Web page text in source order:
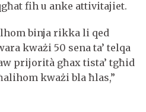
fih u anke attivitajiet.
binja rikka li qed
kważi 50 sena ta’ telqa
prijorità għax tista’ tgħid
kważi bla ħlas,”